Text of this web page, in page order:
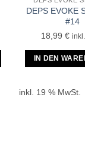
DEPS EVOKE
#14
18,99 €
IN DEN
inkl. 19 % MwSt.